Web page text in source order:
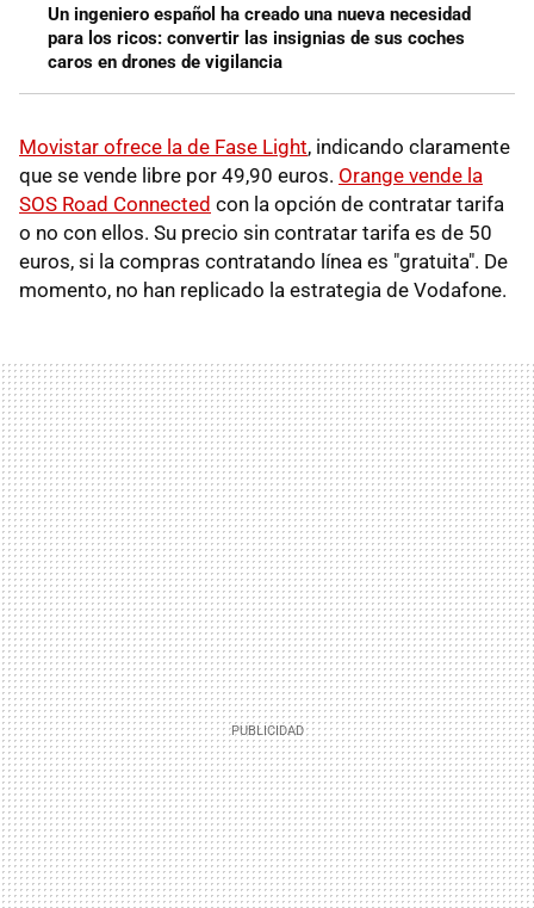
Un ingeniero español ha creado una nueva necesidad
para los ricos: convertir las insignias de sus coches
caros en drones de vigilancia
Movistar ofrece la de Fase Light, indicando claramente
que se vende libre por 49,90 euros. Orange vende la
SOS Road Connected con la opción de contratar tarifa
o no con ellos. Su precio sin contratar tarifa es de 50
euros, si la compras contratando línea es "gratuita". De
momento, no han replicado la estrategia de Vodafone.